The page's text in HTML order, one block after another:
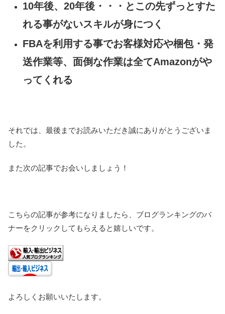
10年後、20年後・・・とこの先ずっとすた
れる事がないスキルが身につく
FBAを利用する事でお客様対応や梱包・発
送作業等、面倒な作業は全てAmazonがや
ってくれる
それでは、最後までお読みいただき誠にありがとうございま
した。
また次の記事でお会いしましょう！
こちらの記事が参考になりましたら、ブログランキングのバ
ナーをクリックしてもらえると嬉しいです。
よろしくお願いいたします。